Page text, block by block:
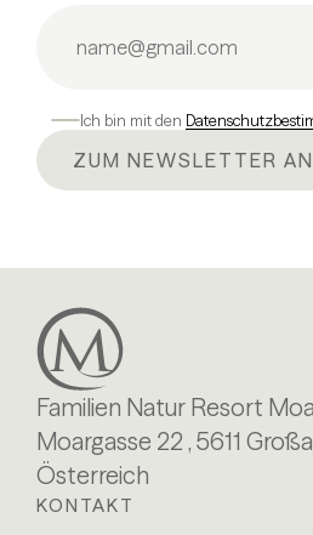
Ich bin mit den
ZUM NEWSLETTER
Familien Natur Resort
Moargasse 22 , 5611
Österreich
KONTAKT